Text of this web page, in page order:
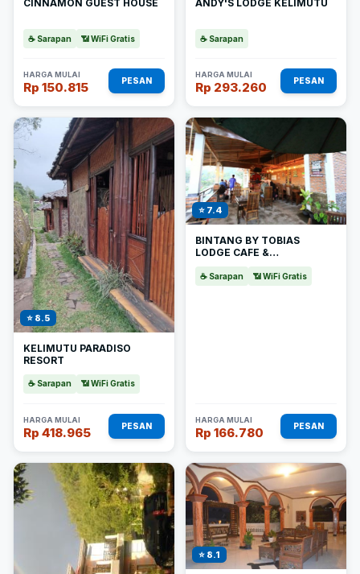
CINNAMON GUEST HOUSE
☕ Sarapan 📶 WiFi Gratis
HARGA MULAI
Rp 150.815 PESAN
ANDY'S LODGE KELIMUTU
☕ Sarapan
HARGA MULAI
Rp 293.260 PESAN
⭐ 8.5
KELIMUTU PARADISO
RESORT
☕ Sarapan 📶 WiFi Gratis
HARGA MULAI
Rp 418.965 PESAN
⭐ 7.4
BINTANG BY TOBIAS
LODGE CAFE &
☕ Sarapan 📶 WiFi Gratis
HARGA MULAI
Rp 166.780 PESAN
⭐ 8.1